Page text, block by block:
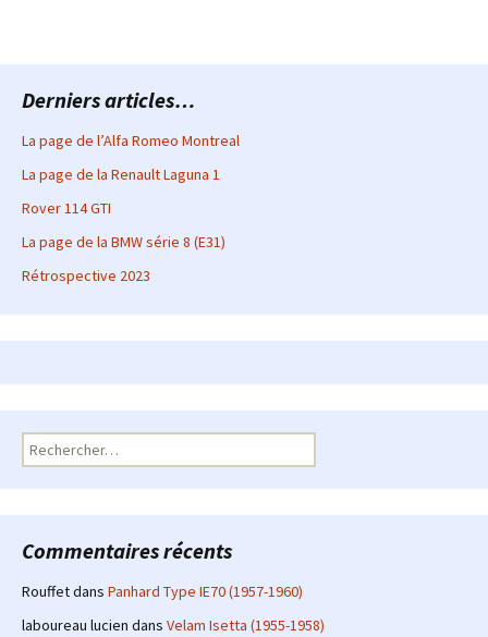
Derniers articles…
La page de l’Alfa Romeo Montreal
La page de la Renault Laguna 1
Rover 114 GTI
La page de la BMW série 8 (E31)
Rétrospective 2023
Rechercher :
Commentaires récents
Rouffetdans Panhard Type IE70 (1957-1960)
laboureau lucien dans Velam Isetta (1955-1958)